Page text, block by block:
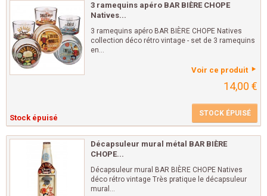
3 ramequins apéro BAR BIÈRE CHOPE
Natives...
3 ramequins apéro BAR BIÈRE CHOPE Natives
collection déco rétro vintage - set de 3 ramequins
en...
Voir ce produit
14,00 €
Stock épuisé STOCK ÉPUISÉ
Décapsuleur mural métal BAR BIÈRE
CHOPE...
Décapsuleur mural BAR BIÈRE CHOPE Natives
déco rétro vintage Très pratique le décapsuleur
mural...